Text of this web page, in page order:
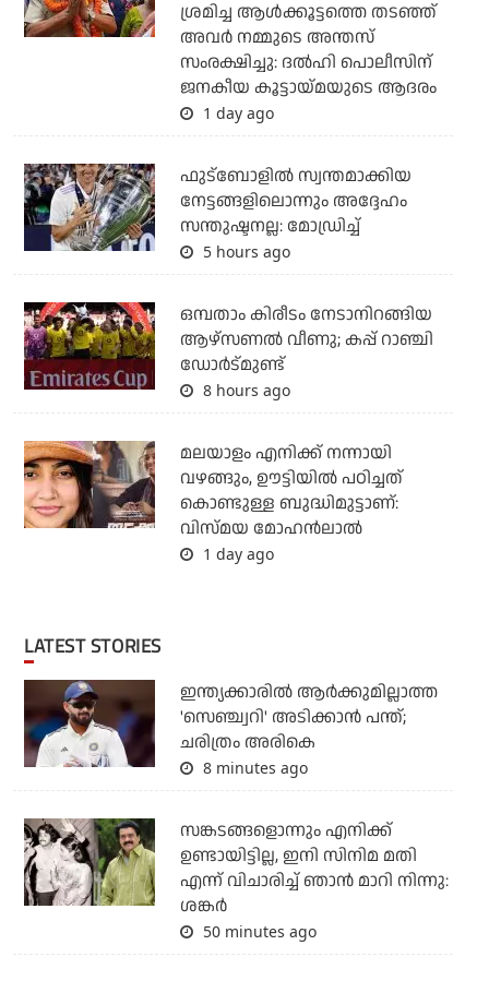
ശ്രമിച്ച ആള്‍ക്കൂട്ടത്തെ തടഞ്ഞ്
അവര്‍ നമ്മുടെ അന്തസ്
സംരക്ഷിച്ചു: ദല്‍ഹി പൊലീസിന്
ജനകീയ കൂട്ടായ്മയുടെ ആദരം
1 day ago
ഫുട്ബോളില്‍ സ്വന്തമാക്കിയ
നേട്ടങ്ങളിലൊന്നും അദ്ദേഹം
സന്തുഷ്ടനല്ല: മോഡ്രിച്ച്
5 hours ago
ഒമ്പതാം കിരീടം നേടാനിറങ്ങിയ
ആഴ്സണല്‍ വീണു; കപ്പ് റാഞ്ചി
ഡോര്‍ട്മുണ്ട്
8 hours ago
മലയാളം എനിക്ക് നന്നായി
വഴങ്ങും, ഊട്ടിയില്‍ പഠിച്ചത്
കൊണ്ടുള്ള ബുദ്ധിമുട്ടാണ്:
വിസ്മയ മോഹന്‍ലാല്‍
1 day ago
LATEST STORIES
ഇന്ത്യക്കാരില്‍ ആര്‍ക്കുമില്ലാത്ത
'സെഞ്ച്വറി' അടിക്കാന്‍ പന്ത്;
ചരിത്രം അരികെ
8 minutes ago
സങ്കടങ്ങളൊന്നും എനിക്ക്
ഉണ്ടായിട്ടില്ല, ഇനി സിനിമ മതി
എന്ന് വിചാരിച്ച് ഞാന്‍ മാറി നിന്നു:
ശങ്കര്‍
50 minutes ago